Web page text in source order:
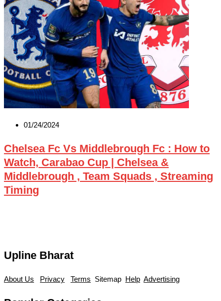
01/24/2024
Chelsea Fc Vs Middlebrough Fc : How to
Watch, Carabao Cup | Chelsea &
Middlebrough , Team Squads , Streaming
Timing
Upline Bharat
About Us Privacy Terms Sitemap Help Advertising